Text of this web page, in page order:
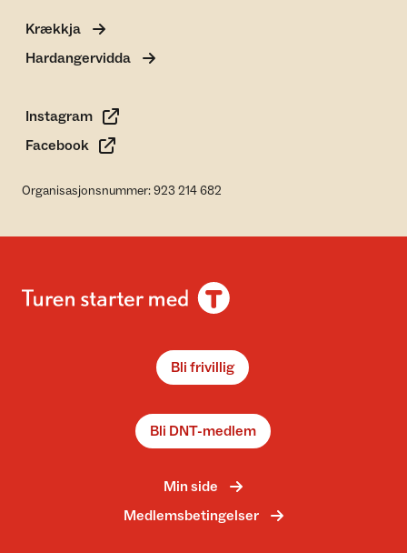
Krækkja
Hardangervidda
Instagram
Facebook
Organisasjonsnummer: 923 214 682
Bli frivillig
Bli DNT-medlem
Min side
Medlemsbetingelser